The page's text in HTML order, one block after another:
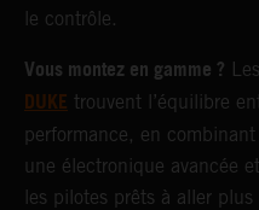
le contrôle.
Vous montez en gamme ? Les
DUKE trouvent l’équilibre
performance, en
une électronique avancée
les pilotes prêts à aller plus